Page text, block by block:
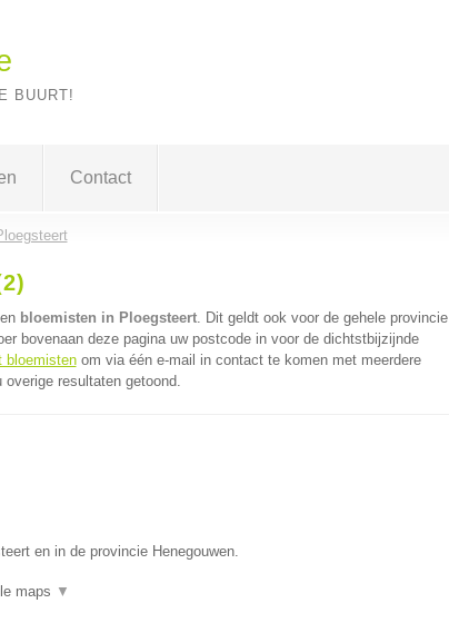
BUURT!
Contact
bloemisten in Ploegsteert. Dit geldt ook voor de gehele provincie
bovenaan deze pagina uw postcode in voor de dichtstbijzijnde
bloemistenom via één e-mail in contact te komen met meerdere
overige resultaten getoond.
en in de provincie Henegouwen.
maps ▼